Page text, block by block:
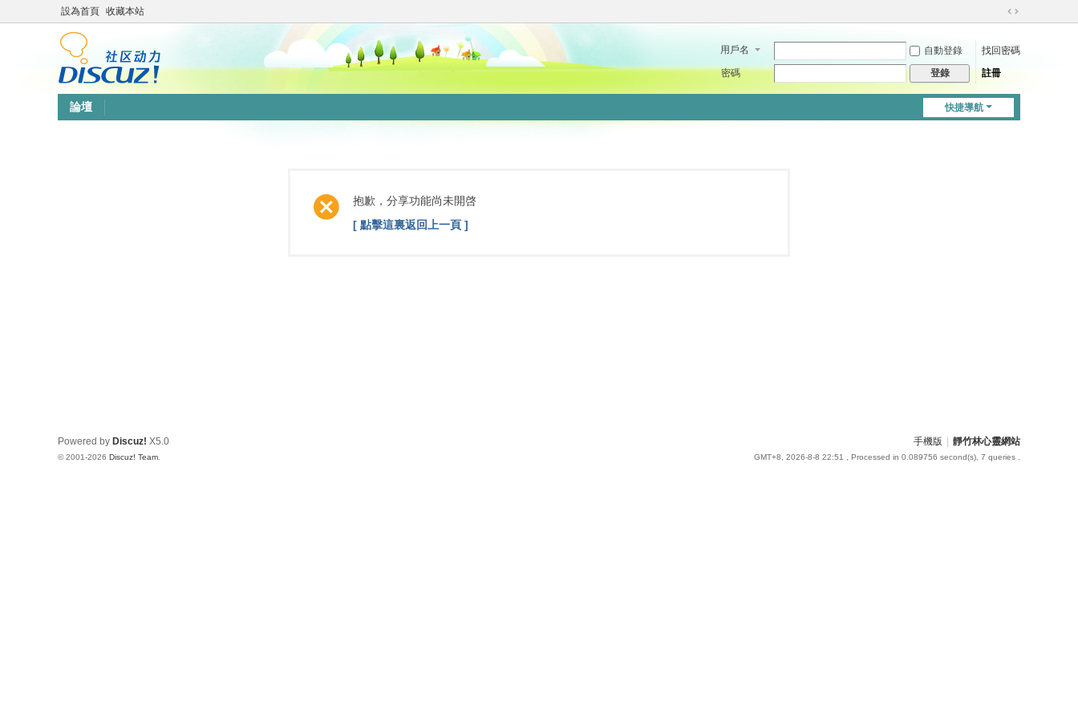
設為首頁 收藏本站
切
到
用戶名 自動登錄
找回密碼
密碼
登錄 註冊
快捷導航
論壇
抱歉，分享功能尚未開啓
[ 點擊這裏返回上一頁 ]
手機版 靜竹林心靈網站
GMT+8, 2026-8-8 22:51 , Processed in 0.089756 second(s), 7 queries .
Powered by Discuz! X5.0
© 2001-2026 Discuz! Team